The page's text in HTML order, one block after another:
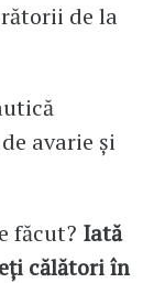
de la
avarie și
făcut? Iată
călători în